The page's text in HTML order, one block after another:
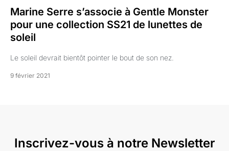
Marine Serre s’associe à Gentle Monster
pour une collection SS21 de lunettes de
soleil
Le soleil devrait bientôt pointer le bout de son nez.
9 février 2021
Inscrivez-vous à notre Newsletter